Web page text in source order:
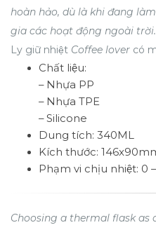
hoàn hảo, dù là khi đang
gia các hoạt động ngoài trời.
Ly giữ nhiệt Coffee lover có
Chất liệu:
– Nhựa PP
– Nhựa TPE
– Silicone
Dung tích: 340ML
Kích thước:
Phạm vi chịu nhiệt: 0
Choosing a thermal flask